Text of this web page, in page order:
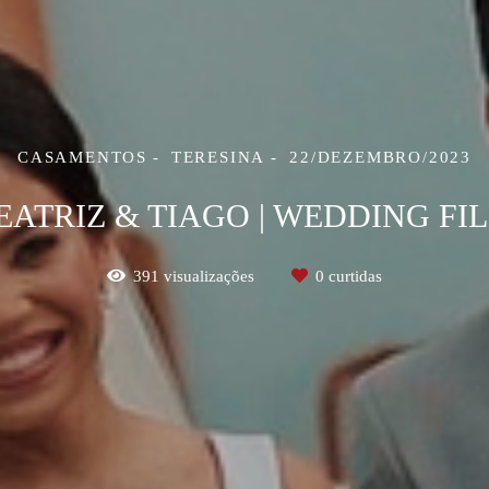
CASAMENTOS TERESINA 22/DEZEMBRO/2023
& TIAGO | WEDDING
391 visualizações 0 curtidas